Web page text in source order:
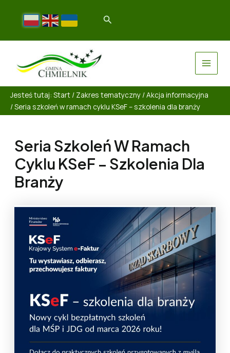
Jesteś tutaj: Start / Zakres tematyczny /Akcja informacyjna
/Seria szkoleń w ramach cyklu KSeF – szkolenia dla branży
Seria Szkoleń W Ramach
Cyklu KSeF – Szkolenia Dla
Branży